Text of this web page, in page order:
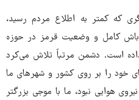
که کمتر به اطلاع مردم رسید،
باش کامل و وضعیت قرمز در حوزه
است. دشمن مرتباً تلاش می‌کرد
خود را بر روی کشور و شهرهای ما
هوایی نبود، ما با موجی بزرگتر